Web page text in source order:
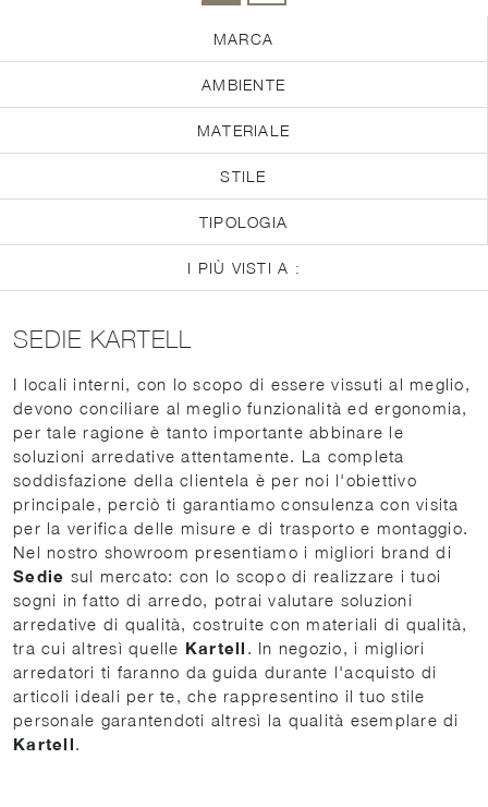
MARCA
AMBIENTE
MATERIALE
STILE
TIPOLOGIA
I PIÙ VISTI A :
SEDIE KARTELL
I locali interni, con lo scopo di essere vissuti al meglio,
devono conciliare al meglio funzionalità ed ergonomia,
per tale ragione è tanto importante abbinare le
soluzioni arredative attentamente. La completa
soddisfazione della clientela è per noi l'obiettivo
principale, perciò ti garantiamo consulenza con visita
per la verifica delle misure e di trasporto e montaggio.
Nel nostro showroom presentiamo i migliori brand di
Sedie sul mercato: con lo scopo di realizzare i tuoi
sogni in fatto di arredo, potrai valutare soluzioni
arredative di qualità, costruite con materiali di qualità,
tra cui altresì quelle Kartell . In negozio, i migliori
arredatori ti faranno da guida durante l'acquisto di
articoli ideali per te, che rappresentino il tuo stile
personale garantendoti altresì la qualità esemplare di
Kartell.